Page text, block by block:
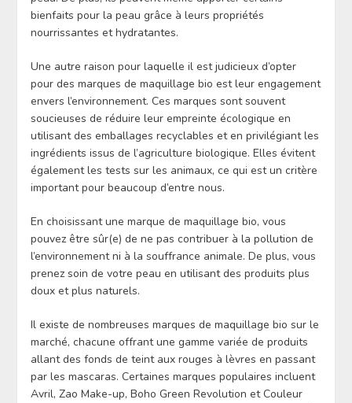
bienfaits pour la peau grâce à leurs propriétés
nourrissantes et hydratantes.
Une autre raison pour laquelle il est judicieux d’opter
pour des marques de maquillage bio est leur engagement
envers l’environnement. Ces marques sont souvent
soucieuses de réduire leur empreinte écologique en
utilisant des emballages recyclables et en privilégiant les
ingrédients issus de l’agriculture biologique. Elles évitent
également les tests sur les animaux, ce qui est un critère
important pour beaucoup d’entre nous.
En choisissant une marque de maquillage bio, vous
pouvez être sûr(e) de ne pas contribuer à la pollution de
l’environnement ni à la souffrance animale. De plus, vous
prenez soin de votre peau en utilisant des produits plus
doux et plus naturels.
Il existe de nombreuses marques de maquillage bio sur le
marché, chacune offrant une gamme variée de produits
allant des fonds de teint aux rouges à lèvres en passant
par les mascaras. Certaines marques populaires incluent
Avril, Zao Make-up, Boho Green Revolution et Couleur